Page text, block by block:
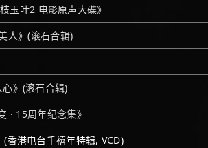
枝玉叶2 电影原声大碟》
人》(滚石合辑)
心》(滚石合辑)
· 15周年纪念集》
(香港电台千禧年特辑, VCD)